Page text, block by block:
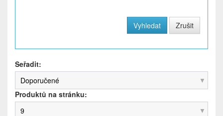
Seřadit:
Doporučené
Produktů na stránku:
9